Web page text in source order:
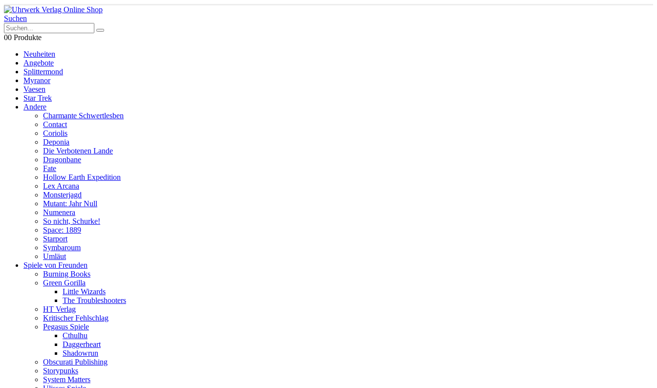
Suchen
00 Produkte
Neuheiten
Angebote
Splittermond
Myranor
Vaesen
Star Trek
Andere
Charmante Schwertlesben
Contact
Coriolis
Deponia
Die Verbotenen Lande
Dragonbane
Fate
Hollow Earth Expedition
Lex Arcana
Monsterjagd
Mutant: Jahr Null
Numenera
So nicht, Schurke!
Space: 1889
Starport
Symbaroum
Umläut
Spiele von Freunden
Burning Books
Green Gorilla
Little Wizards
The Troubleshooters
HT Verlag
Kritischer Fehlschlag
Pegasus Spiele
Cthulhu
Daggerheart
Shadowrun
Obscurati Publishing
Storypunks
System Matters